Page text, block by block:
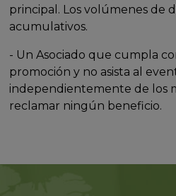
principal. Los volúmenes de
acumulativos.
- Un Asociado que cumpla
promoción y no asista al
independientemente de los
reclamar ningún beneficio.